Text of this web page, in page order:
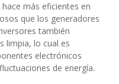
más eficientes en
que los generadores
también
limpia, lo cual es
electrónicos
de energía.